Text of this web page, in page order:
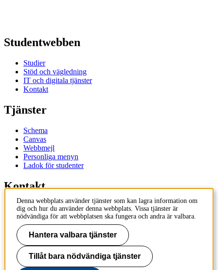
Studentwebben
Studier
Stöd och vägledning
IT och digitala tjänster
Kontakt
Tjänster
Schema
Canvas
Webbmejl
Personliga menyn
Ladok för studenter
Kontakt
Kontakta utbildningsprogram
Kontakta kurs
IT-support
KTH Entré
KTH
100 44 Stockholm
Denna webbplats använder tjänster som kan lagra information om
dig och hur du använder denna webbplats. Vissa tjänster är
nödvändiga för att webbplatsen ska fungera och andra är valbara.
Hantera valbara tjänster
Tillåt bara nödvändiga tjänster